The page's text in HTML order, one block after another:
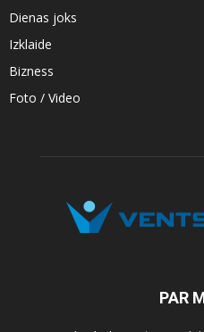
Dienas joks
Izklaide
Bizness
Foto / Video
PAR